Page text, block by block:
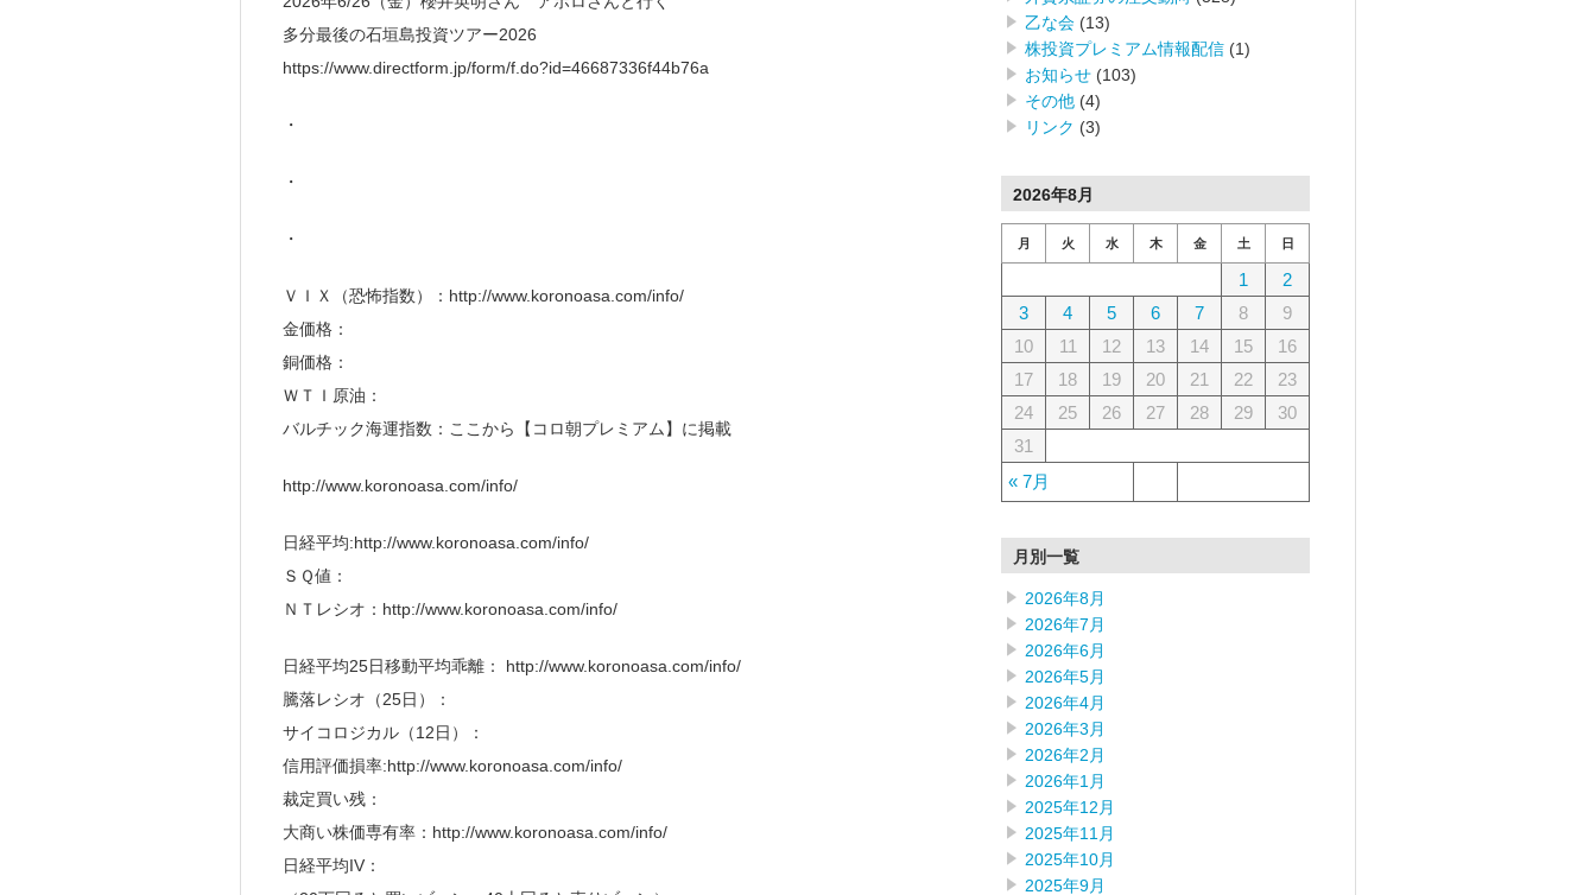
多分最後の石垣島投資ツアー2026
https://www.directform.jp/form/f.do?id=46687336f44b76a
・
・
・
ＶＩＸ（恐怖指数）：http://www.koronoasa.com/info/
金価格：
銅価格：
ＷＴＩ原油：
バルチック海運指数：ここから【コロ朝プレミアム】に掲載
http://www.koronoasa.com/info/
日経平均:http://www.koronoasa.com/info/
ＳＱ値：
ＮＴレシオ：http://www.koronoasa.com/info/
日経平均25日移動平均乖離： http://www.koronoasa.com/info/
騰落レシオ（25日）：
サイコロジカル（12日）：
信用評価損率:http://www.koronoasa.com/info/
裁定買い残：
大商い株価専有率：http://www.koronoasa.com/info/
日経平均IV：
乙な会 (13)
株投資プレミアム情報配信 (1)
お知らせ (103)
その他 (4)
リンク (3)
2026年8月
月 火 水 木 金 土 日
« 7月
1
2
3
4 5 6 7 8
9
10
11 12 13 14 15
16
17
18 19 20 21 22
23
24
25 26 27 28 29
30
31
月別一覧
2026年8月
2026年7月
2026年6月
2026年5月
2026年4月
2026年3月
2026年2月
2026年1月
2025年12月
2025年11月
2025年10月
2025年9月